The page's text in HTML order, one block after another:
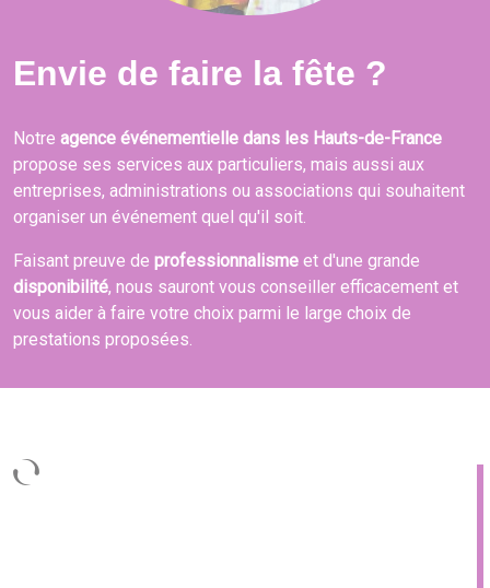
Envie de faire la fête ?
Notre agence événementielle dans les Hauts-de-France
propose ses services aux particuliers, mais aussi aux
entreprises, administrations ou associations qui souhaitent
organiser un événement quel qu'il soit.
Faisant preuve de professionnalisme et d'une grande
disponibilité, nous sauront vous conseiller efficacement et
vous aider à faire votre choix parmi le large choix de
prestations proposées.